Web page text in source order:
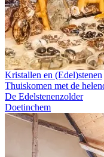
Kristallen en (Edel)stenen
Thuiskomen met de
De Edelstenenzolder
Doetinchem